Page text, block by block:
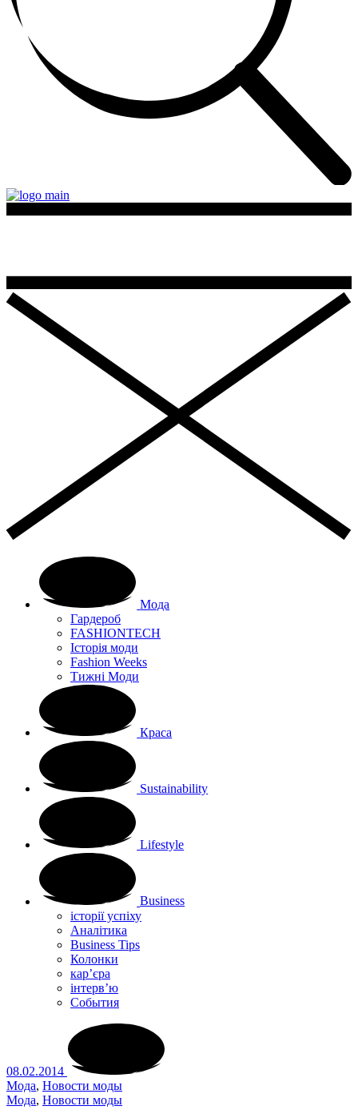
Мода
Гардероб
FASHIONTECH
Історія моди
Fashion Weeks
Тижні Моди
Краса
Sustainability
Lifestyle
Business
історії успіху
Аналітика
Business Tips
Колонки
кар’єра
інтерв’ю
Cобытия
08.02.2014
Мода, Новости моды
Мода, Новости моды